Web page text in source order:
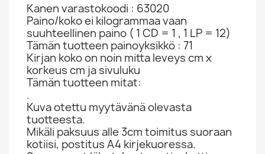
Kanen varastokoodi : 63020
Paino/koko ei kilogrammaa vaan
suuhteellinen paino ( 1 CD = 1 , 1 LP = 12)
Tämän tuotteen painoyksikkö : 71
Kirjan koko on noin mitta leveys cm x
korkeus cm ja sivuluku
Tämän tuotteen mitat:
.
Kuva otettu myytävänä olevasta
tuotteesta.
Mikäli paksuus alle 3cm toimitus suoraan
kotiisi, postitus A4 kirjekuoressa.